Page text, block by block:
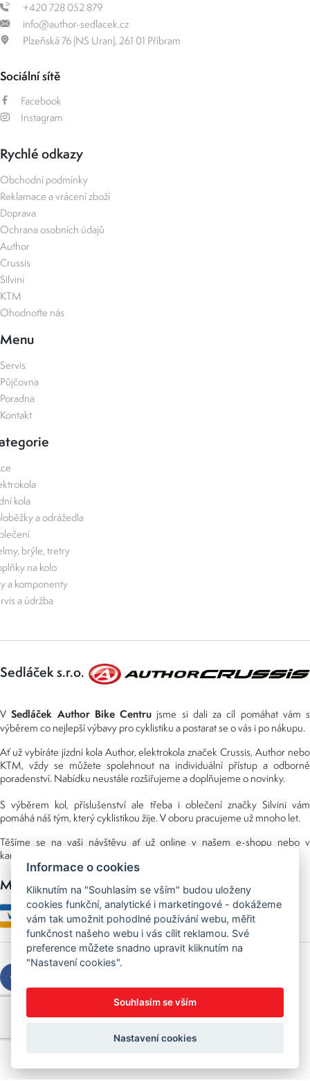
+420 728 052 879
info@author-sedlacek.cz
Plzeňská 76 (NS Uran), 261 01 Příbram
Sociální sítě
Facebook
Instagram
Rychlé odkazy
Obchodní podmínky
Reklamace a vrácení zboží
Doprava
Ochrana osobních údajů
Author
Crussis
Silvini
KTM
Ohodnoťte nás
Menu
Servis
Půjčovna
Poradna
Kontakt
kola
a odrážedla
brýle, tretry
na kolo
a komponenty
a údržba
Sedláček s.r.o.
VSedláček Author Bike Centru jsme si dali za cíl pomáhat vám s
výběrem co nejlepší výbavy pro cyklistiku a postarat se o vás i po nákupu.
Ať už vybíráte jízdní kola Author, elektrokola značek Crussis, Author nebo
KTM, vždy se můžete spolehnout na individuální přístup a odborné
poradenství. Nabídku neustále rozšiřujeme a doplňujeme o novinky.
S výběrem kol, příslušenství ale třeba i oblečení značky Silvini vám
pomáhá náš tým, který cyklistikou žije. V oboru pracujeme už mnoho let.
Těšíme se na vaši návštěvu ať už online v našem e-shopu nebo v
kamenné prodejně, kterou najdete v NS (nákupní středisko) URAN.
Možnosti platby
Copyright © 2026 Sedláček s.r.o.
Created byOLC Webdesign
Informace o cookies
Kliknutím na "Souhlasím se vším" budou uloženy
cookies funkční, analytické i marketingové - dokážeme
vám tak umožnit pohodlné používání webu, měřit
funkčnost našeho webu i vás cílit reklamou. Své
preference můžete snadno upravit kliknutím na
"Nastavení cookies".
Souhlasím se vším
Nastavení cookies